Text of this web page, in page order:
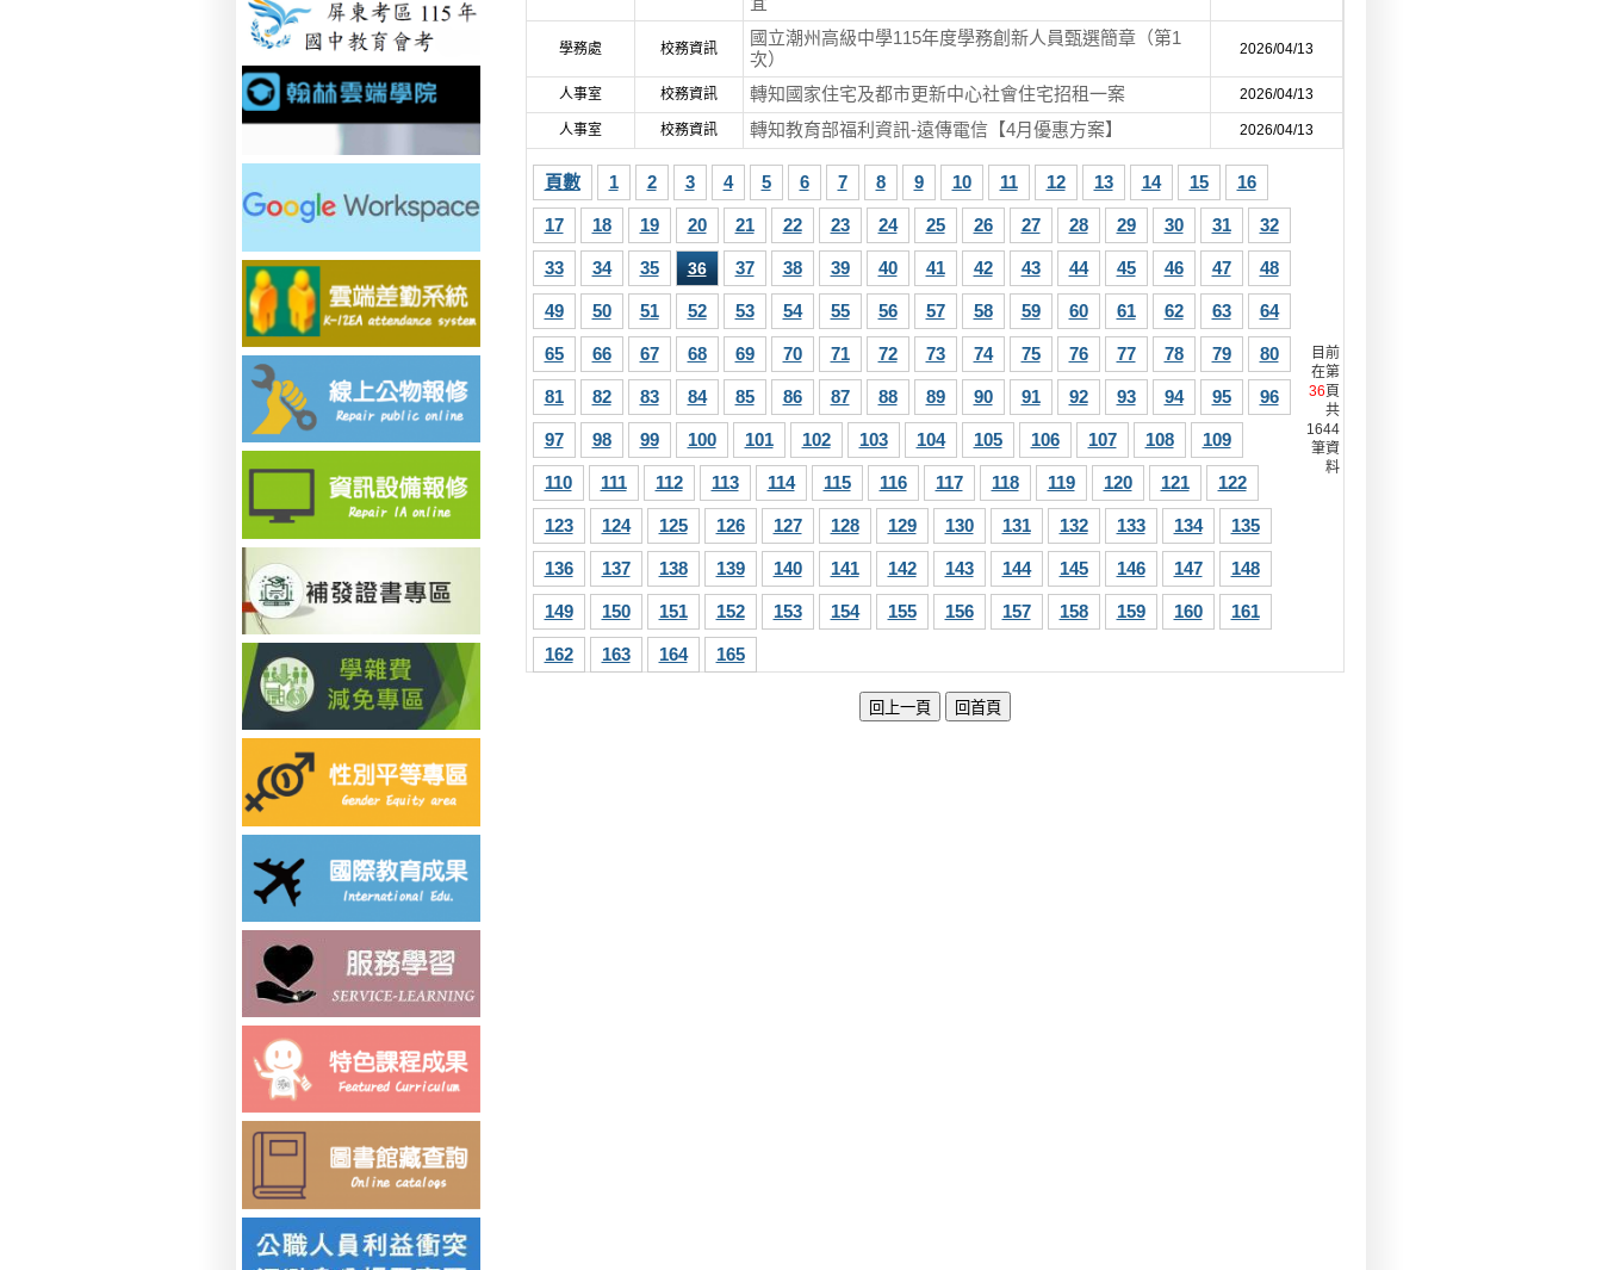
學務處 校務資訊
國立潮州高級中學115年度學務創新人員甄選簡章（第1
次）
2026/04/13
人事室 校務資訊 轉知國家住宅及都市更新中心社會住宅招租一案 2026/04/13
人事室 校務資訊 轉知教育部福利資訊-遠傳電信【4月優惠方案】 2026/04/13
頁數 1 2 3 4 5 6 7 8 9 10 11 12 13 14 15 16
17 18 19 20 21 22 23 24 25 26 27 28 29 30 31 32
33 34 35 36 37 38 39 40 41 42 43 44 45 46 47 48
49 50 51 52 53 54 55 56 57 58 59 60 61 62 63 64
65 66 67 68 69 70 71 72 73 74 75 76 77 78 79 80
81 82 83 84 85 86 87 88 89 90 91 92 93 94 95 96
97 98 99 100 101 102 103 104 105 106 107 108 109
110 111 112 113 114 115 116 117 118 119 120 121 122
123 124 125 126 127 128 129 130 131 132 133 134 135
136 137 138 139 140 141 142 143 144 145 146 147 148
149 150 151 152 153 154 155 156 157 158 159 160 161
162 163 164 165
目前
在第
36 頁
共
1644
筆資
料